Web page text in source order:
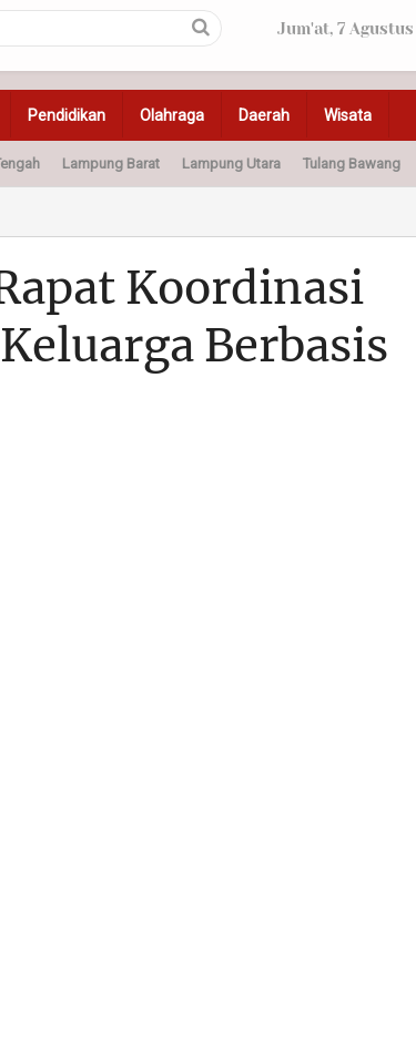
Jum'at, 7
Pendidikan Olahraga Daerah Wisata
Olahraga Pendidikan Otomotif
Lampung Barat Lampung Utara Tulang Bawang
Koordinasi
Berbasis